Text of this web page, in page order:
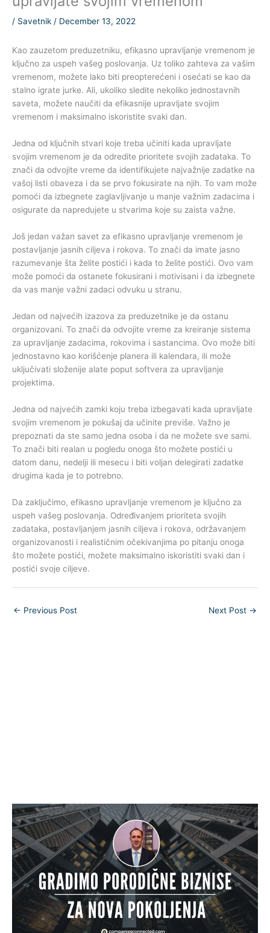
/ Savetnik / December 13, 2022
Kao zauzetom preduzetniku, efikasno upravljanje vremenom je
ključno za uspeh vašeg poslovanja. Uz toliko zahteva za vašim
vremenom, možete lako biti preopterećeni i osećati se kao da
stalno igrate jurke. Ali, ukoliko sledite nekoliko jednostavnih
saveta, možete naučiti da efikasnije upravljate svojim
vremenom i maksimalno iskoristite svaki dan.
Jedna od ključnih stvari koje treba učiniti kada upravljate
svojim vremenom je da odredite prioritete svojih zadataka. To
znači da odvojite vreme da identifikujete najvažnije zadatke na
vašoj listi obaveza i da se prvo fokusirate na njih. To vam može
pomoći da izbegnete zaglavljivanje u manje važnim zadacima i
osigurate da napredujete u stvarima koje su zaista važne.
Još jedan važan savet za efikasno upravljanje vremenom je
postavljanje jasnih ciljeva i rokova. To znači da imate jasno
razumevanje šta želite postići i kada to želite postići. Ovo vam
može pomoći da ostanete fokusirani i motivisani i da izbegnete
da vas manje važni zadaci odvuku u stranu.
Jedan od najvećih izazova za preduzetnike je da ostanu
organizovani. To znači da odvojite vreme za kreiranje sistema
za upravljanje zadacima, rokovima i sastancima. Ovo može biti
jednostavno kao korišćenje planera ili kalendara, ili može
uključivati složenije alate poput softvera za upravljanje
projektima.
Jedna od najvećih zamki koju treba izbegavati kada upravljate
svojim vremenom je pokušaj da učinite previše. Važno je
prepoznati da ste samo jedna osoba i da ne možete sve sami.
To znači biti realan u pogledu onoga što možete postići u
datom danu, nedelji ili mesecu i biti voljan delegirati zadatke
drugima kada je to potrebno.
Da zaključimo, efikasno upravljanje vremenom je ključno za
uspeh vašeg poslovanja. Određivanjem prioriteta svojih
zadataka, postavljanjem jasnih ciljeva i rokova, održavanjem
organizovanosti i realističnim očekivanjima po pitanju onoga
što možete postići, možete maksimalno iskoristiti svaki dan i
postići svoje ciljeve.
← Previous Post Next Post →